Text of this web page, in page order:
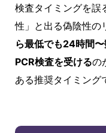
検査タイミングを誤
性」と出る偽陰性の
ら最低でも24時間
PCR検査を受けるの
ある推奨タイミング